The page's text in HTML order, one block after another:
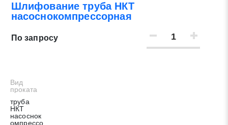
Шлифование труба НКТ
насоснокомпрессорная
По запросу
Вид
проката
труба
НКТ
насоснок
омпрессо